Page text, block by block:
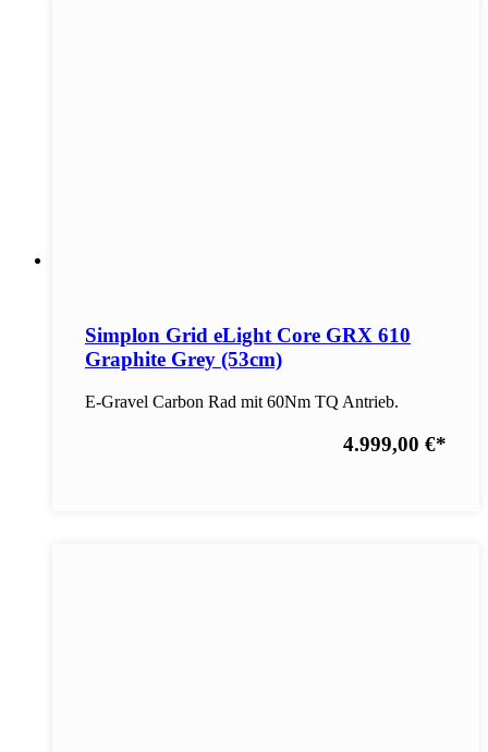
Simplon Grid eLight Core GRX 610
Graphite Grey (53cm)
E-Gravel Carbon Rad mit 60Nm TQ Antrieb.
4.999,00 €*